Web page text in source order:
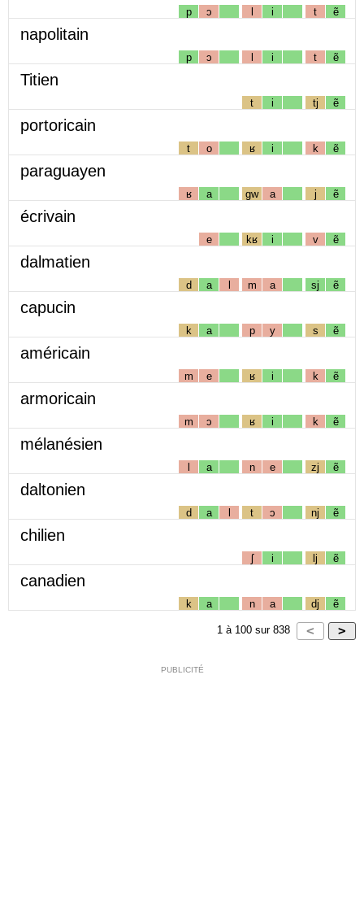
p ɔ l i t ẽ
napolitain
p ɔ l i t ẽ
Titien
t i tj ẽ
portoricain
t o ʁ i k ẽ
paraguayen
ʁ a gw a j ẽ
écrivain
e kʁ i v ẽ
dalmatien
d a l m a sj ẽ
capucin
k a p y s ẽ
américain
m e ʁ i k ẽ
armoricain
m ɔ ʁ i k ẽ
mélanésien
l a n e zj ẽ
daltonien
d a l t ɔ nj ẽ
chilien
ʃ i lj ẽ
canadien
k a n a dj ẽ
1 à 100 sur 838
PUBLICITÉ